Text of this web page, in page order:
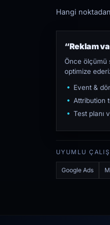
Hangi
“Reklam
Önce ölçümü
optimize
Event &
Attribution
Test planı
UYUMLU
Google Ads